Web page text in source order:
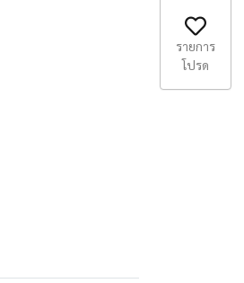
รายการ
โปรด